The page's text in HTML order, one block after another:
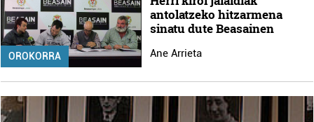
OROKORRA
antolatzeko hitzarmena
sinatu dute Beasainen
Ane Arrieta